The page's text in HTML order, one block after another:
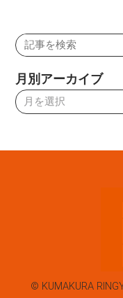
月別アーカイブ
© KUMAKURA